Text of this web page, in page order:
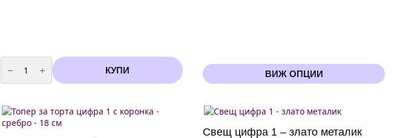
количество
за
Салфетки
"Happy
със
злато
-
КУПИ ВИЖ ОПЦИИ
This
product
multiple
variants.
The
Свещ цифра 1 – злато металик